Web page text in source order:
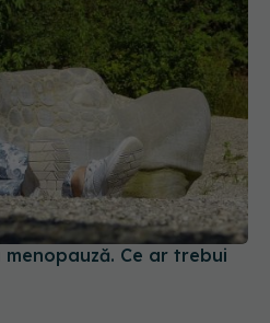
Ce ar trebui